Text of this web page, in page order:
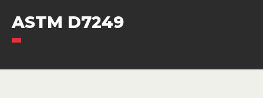
ASTM D7249